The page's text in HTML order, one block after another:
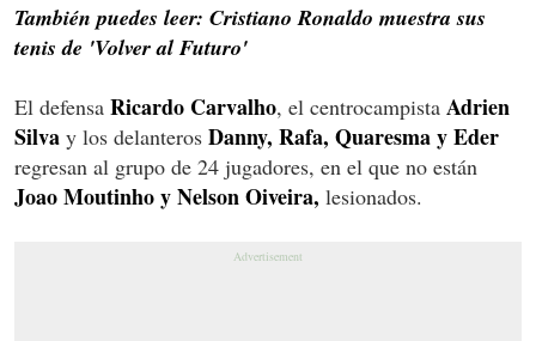
También puedes leer: Cristiano Ronaldo muestra sus
tenis de 'Volver al Futuro'
El defensa Ricardo Carvalho, el centrocampista Adrien
Silva y los delanteros Danny, Rafa, Quaresma y Eder
regresan al grupo de 24 jugadores, en el que no están
Joao Moutinho y Nelson Oiveira, lesionados.